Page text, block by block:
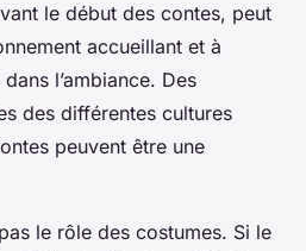
le début des contes, peut
accueillant et à
l’ambiance. Des
des différentes cultures
peuvent être une
le rôle des costumes. Si le